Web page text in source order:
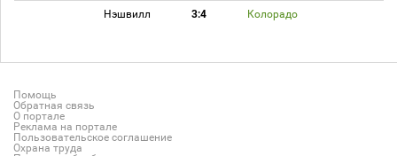
Нэшвилл 3:4 Колорадо
Помощь
Обратная связь
О портале
Реклама на портале
Пользовательское соглашение
Охрана труда